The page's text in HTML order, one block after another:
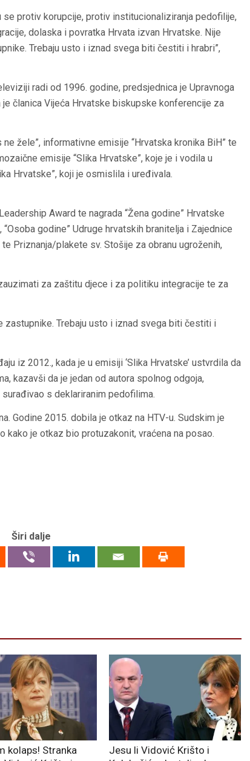
se protiv korupcije, protiv institucionaliziranja pedofilije,
dolaska i povratka Hrvata izvan Hrvatske. Nije
Trebaju usto i iznad svega biti čestiti i hrabri”,
radi od 1996. godine, predsjednica je Upravnoga
članica Vijeća Hrvatske biskupske konferencije za
žele”, informativne emisije “Hrvatska kronika BiH” te
emisije “Slika Hrvatske”, koje je i vodila u
Hrvatske”, koji je osmislila i uređivala.
Award te nagrada “Žena godine” Hrvatske
godine” Udruge hrvatskih branitelja i Zajednice
Priznanja/plakete sv. Stošije za obranu ugroženih,
za zaštitu djece i za politiku integracije te za
zastupnike. Trebaju usto i iznad svega biti čestiti i
iz 2012., kada je u emisiji ‘Slika Hrvatske’ ustvrdila da
kazavši da je jedan od autora spolnog odgoja,
s deklariranim pedofilima.
Godine 2015. dobila je otkaz na HTV-u. Sudskim je
kako je otkaz bio protuzakonit, vraćena na posao.
Širi dalje
kolaps! Stranka
Jesu li Vidović Krišto i